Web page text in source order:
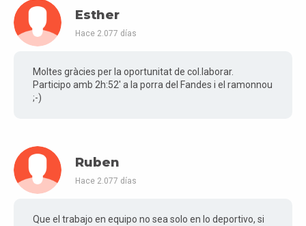
Esther
Hace 2.077 días
Moltes gràcies per la oportunitat de col.laborar.
Participo amb 2h:52' a la porra del Fandes i el ramonnou
;-)
Ruben
Hace 2.077 días
Que el trabajo en equipo no sea solo en lo deportivo, si